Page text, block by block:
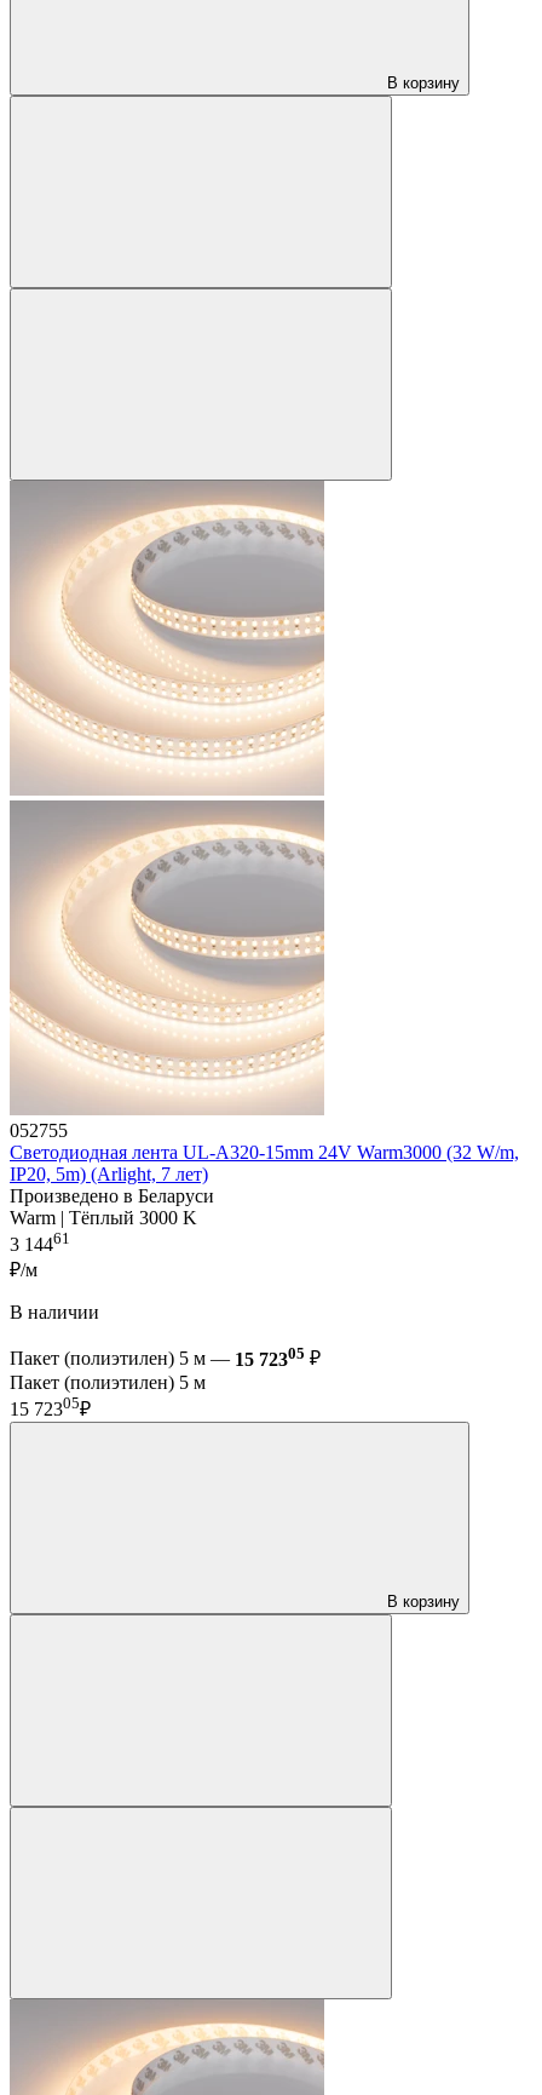
В корзину
052755
Светодиодная лента UL-A320-15mm 24V Warm3000 (32 W/m,
IP20, 5m) (Arlight, 7 лет)
Произведено в Беларуси
Warm | Тёплый 3000 K
3 14461
₽/м
В наличии
Пакет (полиэтилен) 5 м — 15 72305 ₽
Пакет (полиэтилен) 5 м
15 72305₽
В корзину